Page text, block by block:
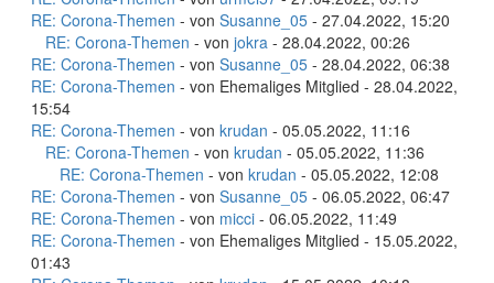
RE: Corona-Themen - von Susanne_05 - 27.04.2022, 15:20
RE: Corona-Themen - von jokra - 28.04.2022, 00:26
RE: Corona-Themen - von Susanne_05 - 28.04.2022, 06:38
RE: Corona-Themen - von Ehemaliges Mitglied - 28.04.2022,
15:54
RE: Corona-Themen - von krudan - 05.05.2022, 11:16
RE: Corona-Themen - von krudan - 05.05.2022, 11:36
RE: Corona-Themen - von krudan - 05.05.2022, 12:08
RE: Corona-Themen - von Susanne_05 - 06.05.2022, 06:47
RE: Corona-Themen - von micci - 06.05.2022, 11:49
RE: Corona-Themen - von Ehemaliges Mitglied - 15.05.2022,
01:43